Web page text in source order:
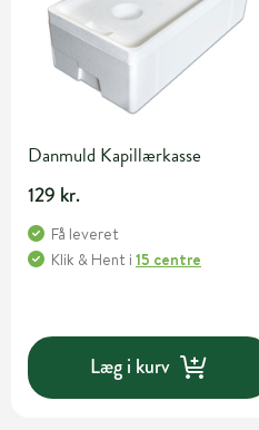
Danmuld Kapillærkasse
129 kr.
Få leveret
Klik & Hent i 15 centre
Læg i kurv